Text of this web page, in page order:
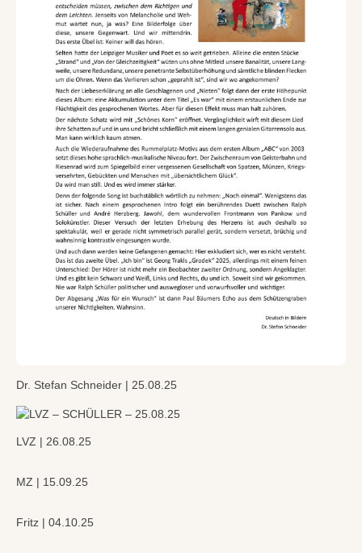
Dr. Stefan Schneider | 25.08.25
LVZ | 26.08.25
MZ | 15.09.25
Fritz | 04.10.25